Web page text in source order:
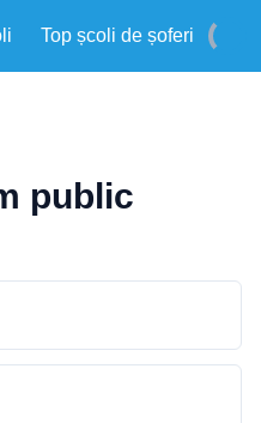
Top școli de șoferi
public